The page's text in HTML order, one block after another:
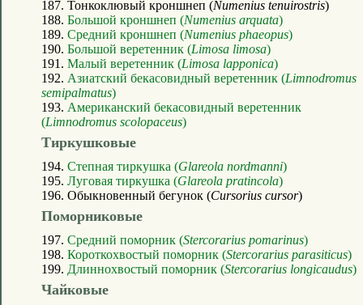
187. Тонкоклювый кроншнеп (Numenius tenuirostris)
188. Большой кроншнеп (Numenius arquata)
189. Средний кроншнеп (Numenius phaeopus)
190. Большой веретенник (Limosa limosa)
191. Малый веретенник (Limosa lapponica)
192. Азиатский бекасовидный веретенник (Limnodromus
semipalmatus)
193. Американский бекасовидный веретенник
(Limnodromus scolopaceus)
Тиркушковые
194. Степная тиркушка (Glareola nordmanni)
195. Луговая тиркушка (Glareola pratincola)
196. Обыкновенный бегунок (Cursorius cursor)
Поморниковые
197. Средний поморник (Stercorarius pomarinus)
198. Короткохвостый поморник (Stercorarius parasiticus)
199. Длиннохвостый поморник (Stercorarius longicaudus)
Чайковые